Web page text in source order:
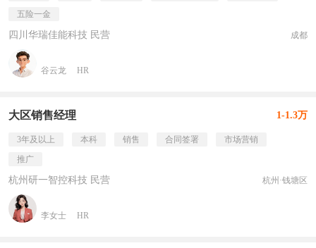
五险一金
四川华瑞佳能科技 民营 成都
谷云龙 HR
大区销售经理 1-1.3万
3年及以上 本科 销售 合同签署
市场营销
推广
杭州研一智控科技 民营 杭州·钱塘区
李女士 HR